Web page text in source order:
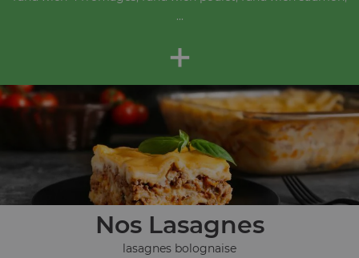
...
+
Nos Lasagnes
lasagnes bolognaise